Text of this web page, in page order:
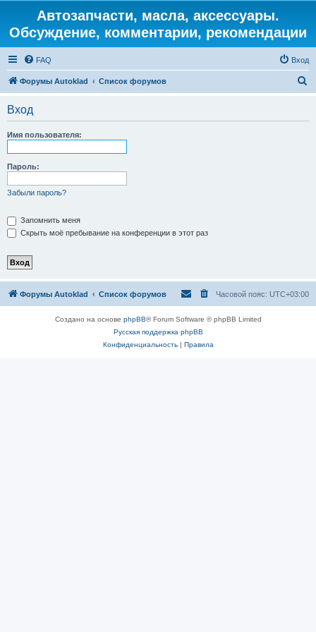
Автозапчасти, масла, аксессуары.
Обсуждение, комментарии, рекомендации
FAQ Вход
Форумы Autoklad Список форумов
Вход
Имя пользователя:
Пароль:
Забыли пароль?
Запомнить меня
Скрыть моё пребывание на конференции в этот раз
Форумы Autoklad Список форумов Часовой пояс: UTC+03:00
Создано на основе phpBB® Forum Software © phpBB Limited
Русская поддержка phpBB
Конфиденциальность| Правила